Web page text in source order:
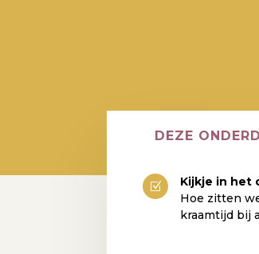
DEZE
Z
Kijkje in het
Hoe zitten
kraamtijd bij